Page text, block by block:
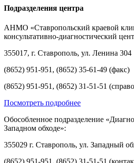
Подразделения центра
АНМО «Ставропольский краевой
консультативно-диагностический
355017, г. Ставрополь, ул. Ленина 304
(8652) 951-951, (8652) 35-61-49 (факс)
(8652) 951-951, (8652) 31-51-51
Посмотреть подробнее
Обособленное подразделение
Западном обходе»:
355029 г. Ставрополь, ул. Западный
(8652) 951-951, (8652) 31-51-51